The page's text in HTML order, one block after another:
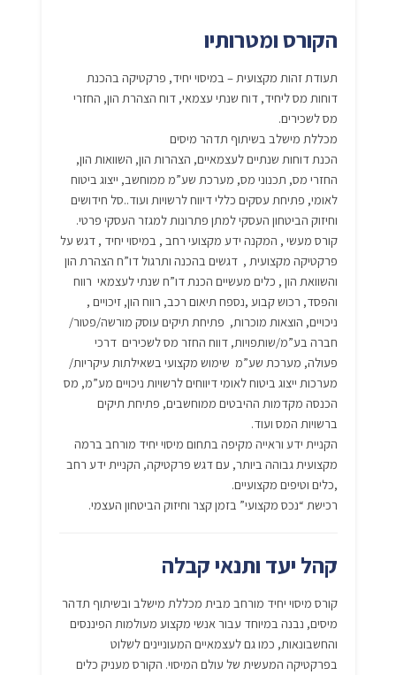
הקורס ומטרותיו
תעודת זהות מקצועית – במיסוי יחיד, פרקטיקה בהכנת
דוחות מס ליחיד, דוח שנתי עצמאי, דוח הצהרת הון, החזרי
מס לשכירים.
מכללת מישלב בשיתוף תדהר מיסים
הכנת דוחות שנתיים לעצמאיים, הצהרות הון, השוואות הון,
החזרי מס, תכנוני מס, מערכת שע”מ ממוחשב, ייצוג ביטוח
לאומי, פתיחת עסקים כללי דיווח לרשויות ועוד..סל חידושים
וחיזוק הביטחון העסקי למתן פתרונות למגזר העסקי פרטי.
קורס מעשי , המקנה ידע מקצועי רחב , במיסוי יחיד , דגש על
פרקטיקה מקצועית , דגשים בהכנה ותרגול דו”ח הצהרת הון
והשוואת הון , כלים מעשיים הכנת דו”ח שנתי לעצמאי רווח
והפסד, רכוש קבוע ,נספח תיאום רכב, רווח הון, זיכויים ,
ניכויים, הוצאות מוכרות, פתיחת תיקים עוסק מורשה/פטור/
חברה בע”מ/שותפויות, דווח החזר מס לשכירים דרכי
פעולה, מערכת שע”מ שימוש מקצועי בשאילתות עיקריות/
מערכות ייצוג ביטוח לאומי דיווחים לרשויות ניכויים מע”מ, מס
הכנסה מקדמות ההיבטים ממוחשבים, פתיחת תיקים
ברשויות המס ועוד.
הקניית ידע וראייה מקיפה בתחום מיסוי יחיד מורחב ברמה
מקצועית גבוהה ביותר, עם דגש פרקטיקה, הקניית ידע רחב
,כלים וטיפים מקצועיים.
רכישת “נכס מקצועי” בזמן קצר וחיזוק הביטחון העצמי.
קהל יעד ותנאי קבלה
קורס מיסוי יחיד מורחב מבית מכללת מישלב ובשיתוף תדהר
מיסים, נבנה במיוחד עבור אנשי מקצוע מעולמות הפיננסים
והחשבונאות, כמו גם לעצמאיים המעוניינים לשלוט
בפרקטיקה המעשית של עולם המיסוי. הקורס מעניק כלים